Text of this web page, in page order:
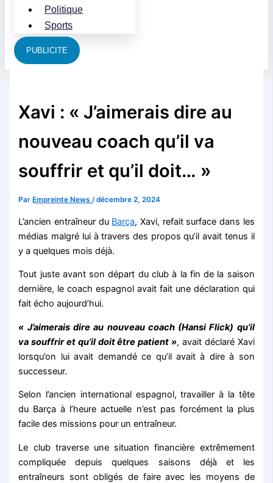
Politique
Sports
PUBLICITE
Xavi : « J’aimerais dire au
nouveau coach qu’il va
souffrir et qu’il doit… »
Par Empreinte News/décembre 2, 2024
L’ancien entraîneur du Barça, Xavi, refait surface dans les
médias malgré lui à travers des propos qu’il avait tenus il
y a quelques mois déjà.
Tout juste avant son départ du club à la fin de la saison
dernière, le coach espagnol avait fait une déclaration qui
fait écho aujourd’hui.
« J’aimerais dire au nouveau coach (Hansi Flick) qu’il
va souffrir et qu’il doit être patient », avait déclaré Xavi
lorsqu’on lui avait demandé ce qu’il avait à dire à son
successeur.
Selon l’ancien international espagnol, travailler à la tête
du Barça à l’heure actuelle n’est pas forcément la plus
facile des missions pour un entraîneur.
Le club traverse une situation financière extrêmement
compliquée depuis quelques saisons déjà et les
entraîneurs sont obligés de faire avec les moyens de